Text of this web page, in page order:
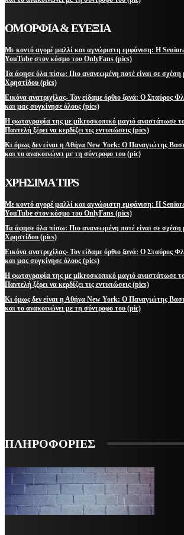
ΟΜΟΡΦΙΑ & ΕΥΕΞΙΑ
Με κοντό αγορέ μαλλί και αγνώριστη εμφάνιση: Η
YouTube στον κόσμο του OnlyFans (pics)
Τα άφησε όλα πίσω: Πιο ανανεωμένη ποτέ είναι σε σχέση
Χρηστίδου (pics)
Εικόνα ανατριχίλας- Τον είδαμε όρθιο ξανά: Ο Σταύρος
και μας συγκίνησε όλους (pics)
Η φωτογραφία της με μikroσκοπικό μαγιό αναστάτωσε
Παντελή ξέρει να κερδίζει τις εντυπώσεις (pics)
Κι όμως δεν είναι η Αθήνα New York: Ο Παναγιώτης
και το ανακοινώνει με τη σύντροφο του (pic)
ΧΡΗΣΙΜΑ TIPS
Με κοντό αγορέ μαλλί και αγνώριστη εμφάνιση: Η
YouTube στον κόσμο του OnlyFans (pics)
Τα άφησε όλα πίσω: Πιο ανανεωμένη ποτέ είναι σε σχέση
Χρηστίδου (pics)
Εικόνα ανατριχίλας- Τον είδαμε όρθιο ξανά: Ο Σταύρος
και μας συγκίνησε όλους (pics)
Η φωτογραφία της με μikroσκοπικό μαγιό αναστάτωσε
Παντελή ξέρει να κερδίζει τις εντυπώσεις (pics)
Κι όμως δεν είναι η Αθήνα New York: Ο Παναγιώτης
και το ανακοινώνει με τη σύντροφο του (pic)
ΠΛΗΡΟΦΟΡΙΕΣ
VARiEMAi
OFFICIAL